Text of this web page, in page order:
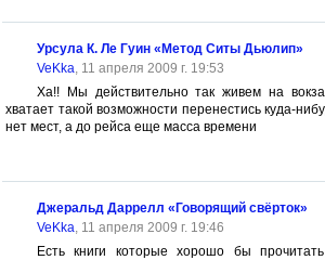
Урсула К. Ле Гуин «Метод Ситы Дьюлип»
VeKka, 11 апреля 2009 г. 19:53
Ха!! Мы действительно так живем на
хватает такой возможности перенестись куда-
нет мест, а до рейса еще масса времени
Джеральд Даррелл «Говорящий свёрток»
VeKka, 11 апреля 2009 г. 19:46
Есть книги которые хорошо бы